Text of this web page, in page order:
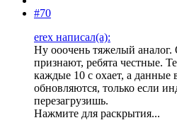
#70
erex написал(а):
Ну ооочень тяжелый
признают, ребята честные.
каждые 10 с охает, а данные
обновляются, только если
перезагрузишь.
Нажмите для раскрытия...